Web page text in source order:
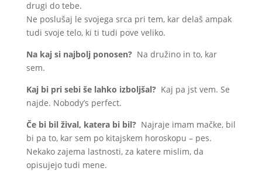
drugi do tebe.
Ne poslušaj le svojega srca pri tem, kar delaš ampak
tudi svoje telo, ki ti tudi pove veliko.
Na kaj si najbolj ponosen? Na družino in to, kar
sem.
Kaj bi pri sebi še lahko izboljšal? Kaj pa jst vem. Se
najde. Nobody’s perfect.
Če bi bil žival, katera bi bil?Najraje imam mačke, bil
bi pa to, kar sem po kitajskem horoskopu – pes.
Nekako zajema lastnosti, za katere mislim, da
opisujejo tudi mene.